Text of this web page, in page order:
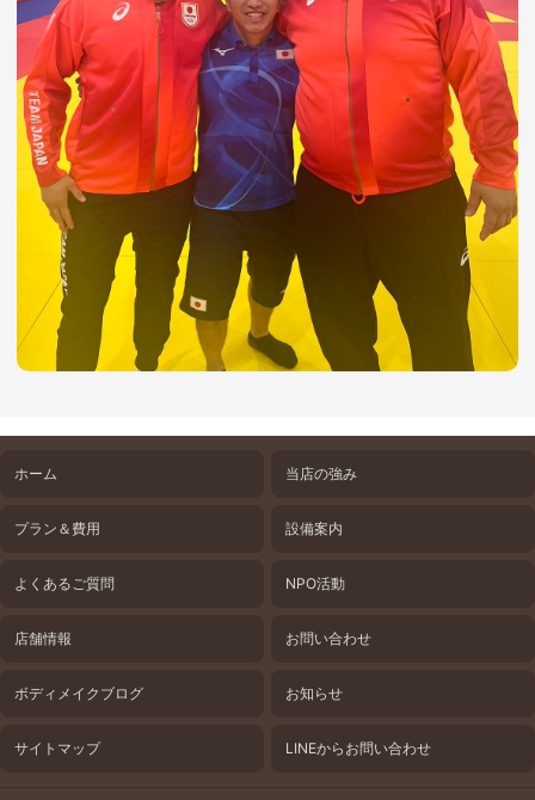
ホーム 当店の強み
プラン＆費用 設備案内
よくあるご質問 NPO活動
店舗情報 お問い合わせ
ボディメイクブログ お知らせ
サイトマップ LINEからお問い合わせ